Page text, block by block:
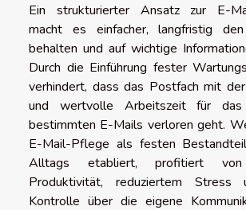
Ein strukturierter Ansatz zur E-
macht es einfacher, langfristig
behalten und auf wichtige
Durch die Einführung fester
verhindert, dass das Postfach mit
und wertvolle Arbeitszeit für das
bestimmten E-Mails verloren geht.
E-Mail-Pflege als festen
Alltags etabliert, profitiert von
Produktivität, reduziertem Stress
Kontrolle über die eigene